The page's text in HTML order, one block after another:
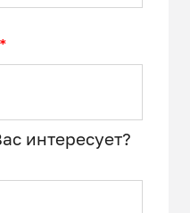
*
интересует?